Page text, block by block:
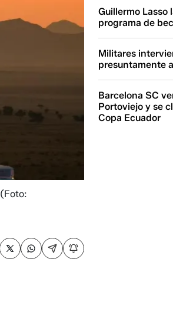
(Foto:
Guillermo Lasso
programa de
Militares
presuntamente
Barcelona SC
Portoviejo y se
Copa Ecuador